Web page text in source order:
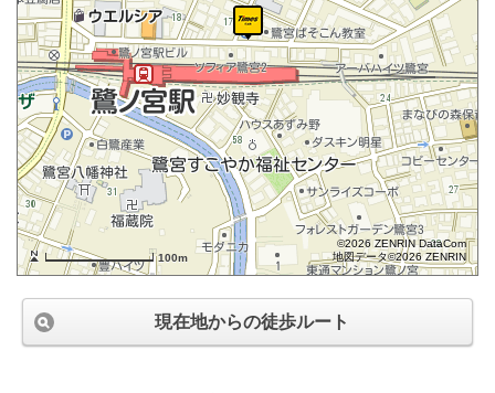
100m
©2026 ZENRIN DataCom
地図データ©2026 ZENRIN
現在地からの徒歩ルート